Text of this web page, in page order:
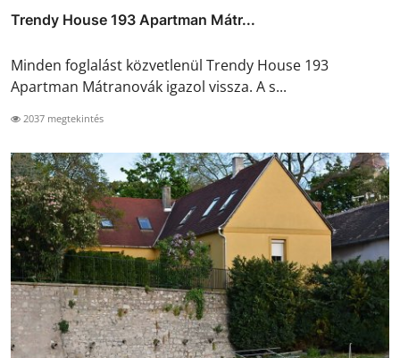
Trendy House 193 Apartman Mátr...
Minden foglalást közvetlenül Trendy House 193
Apartman Mátranovák igazol vissza. A s...
2037 megtekintés